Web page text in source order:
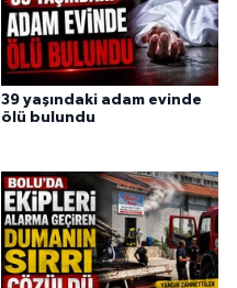
39 yaşındaki adam evinde
ölü bulundu